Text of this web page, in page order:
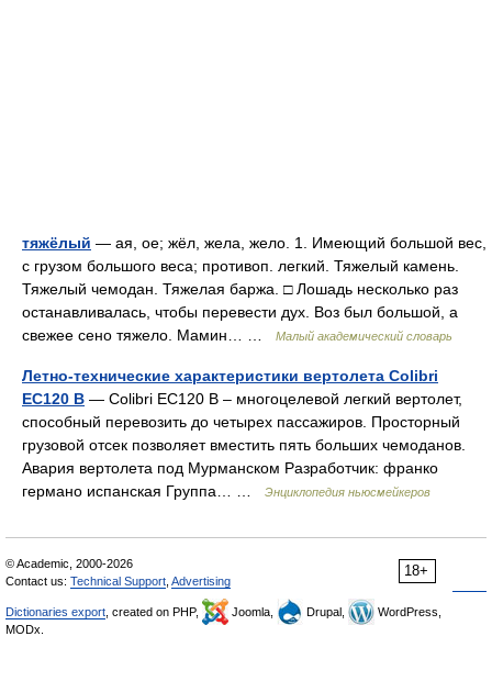
тяжёлый — ая, ое; жёл, жела, жело. 1. Имеющий большой вес,
с грузом большого веса; противоп. легкий. Тяжелый камень.
Тяжелый чемодан. Тяжелая баржа. □ Лошадь несколько раз
останавливалась, чтобы перевести дух. Воз был большой, а
свежее сено тяжело. Мамин… …
Малый академический словарь
Летно-технические характеристики вертолета Colibri
EC120 B — Colibri EC120 B – многоцелевой легкий вертолет,
способный перевозить до четырех пассажиров. Просторный
грузовой отсек позволяет вместить пять больших чемоданов.
Авария вертолета под Мурманском Разработчик: франко
германо испанская Группа… …
Энциклопедия ньюсмейкеров
18+
© Academic, 2000-2026
Contact us: Technical Support Advertising
Dictionaries export , created on PHP, Joomla, Drupal,
WordPress,
MODx.